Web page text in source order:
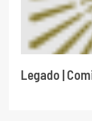
Legado |